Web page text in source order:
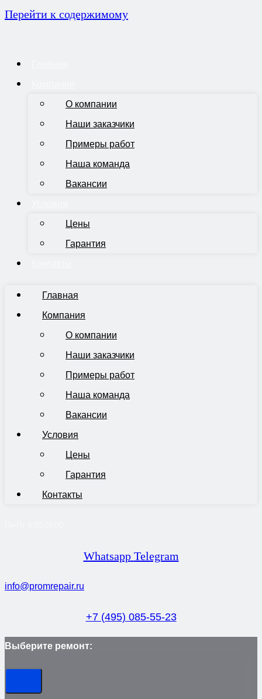
Перейти к содержимому
О компании
Наши заказчики
Примеры работ
Наша команда
Вакансии
Цены
Гарантия
Главная
Компания
О компании
Наши заказчики
Примеры работ
Наша команда
Вакансии
Условия
Цены
Гарантия
Контакты
Whatsapp Telegram
info@promrepair.ru
+7 (495) 085-55-23
Выберите ремонт: